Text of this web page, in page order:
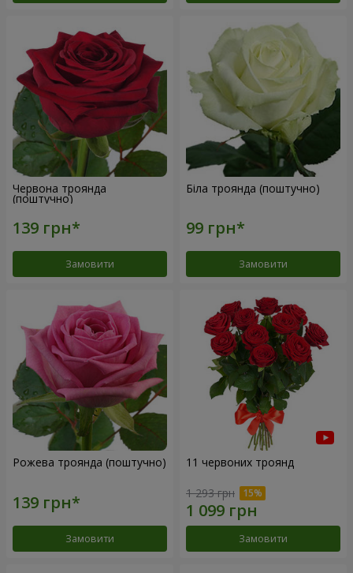
Червона троянда
(поштучно)
Замовити
Біла троянда (поштучно)
Замовити
Рожева троянда (поштучно)
Замовити
11 червоних троянд
1 293 грн
Замовити